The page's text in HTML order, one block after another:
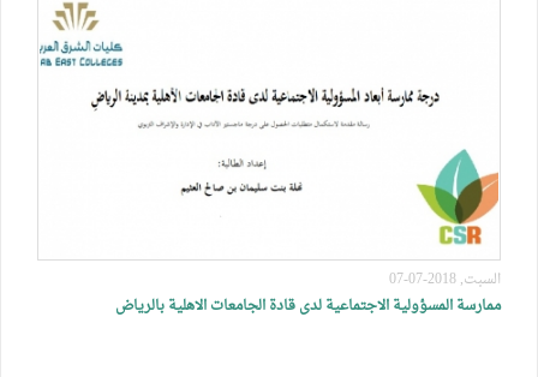
السبت, 2018-07-07
ممارسة المسؤولية الاجتماعية لدى قادة الجامعات الاهلية بالرياض